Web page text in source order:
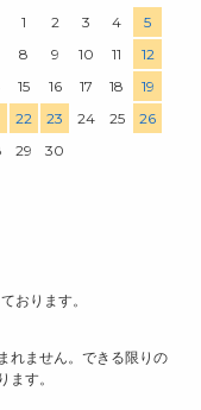
1
2 3 4
5
8 9 10 11
12
15 16 17 18
19
22 23 24 25
26
29 30
おります。
れません。できる限りの
す。